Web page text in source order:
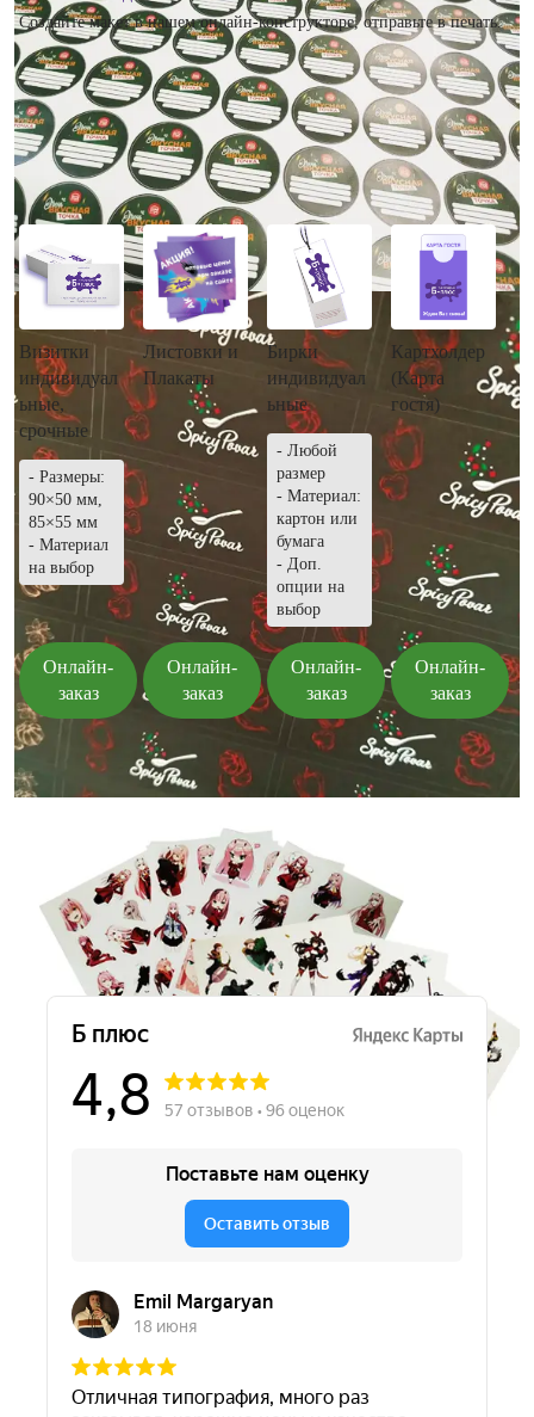
Создайте макет в нашем онлайн-конструкторе, отправьте в печать.
Рекомендуем посмотреть
Визитки
индивидуал
ьные,
срочные
- Размеры:
90×50 мм,
85×55 мм
- Материал
на выбор
Онлайн-
заказ
Листовки и
Плакаты
Онлайн-
заказ
Бирки
индивидуал
ьные
- Любой
размер
- Материал:
картон или
бумага
- Доп.
опции на
выбор
Онлайн-
заказ
Картхолдер
(Карта
гостя)
Онлайн-
заказ
Отзывы о типографии «Б плюс»